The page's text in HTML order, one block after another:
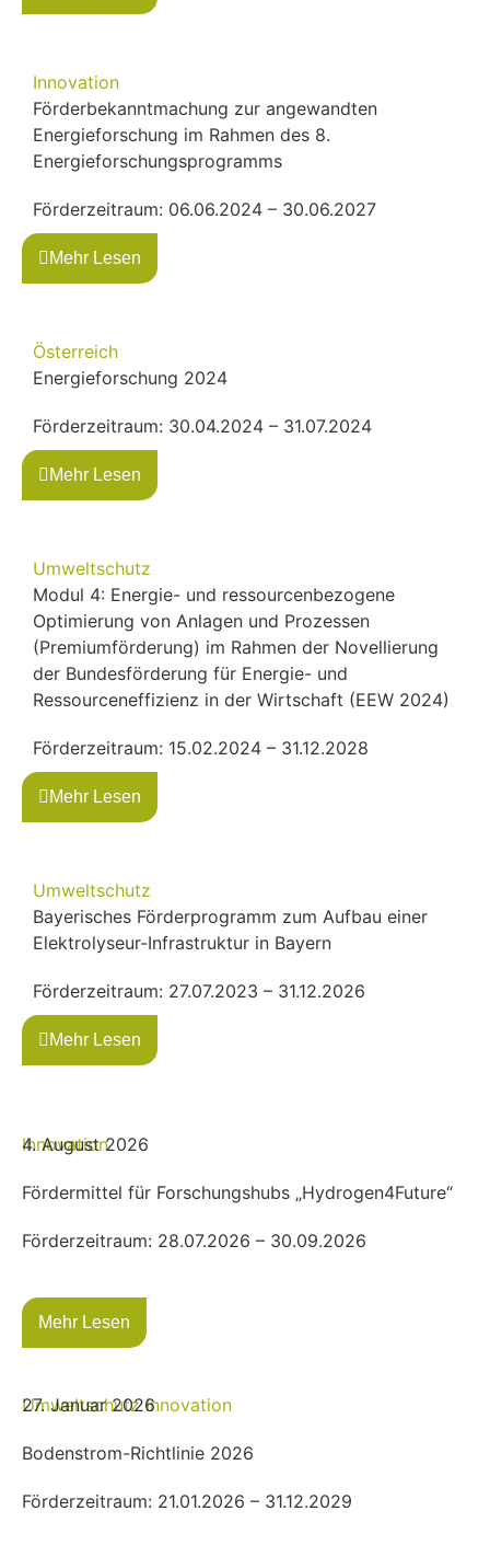
Innovation
Förderbekanntmachung zur angewandten
Energieforschung im Rahmen des 8.
Energieforschungsprogramms
Förderzeitraum: 06.06.2024 – 30.06.2027
Mehr Lesen
Österreich
Energieforschung 2024
Förderzeitraum: 30.04.2024 – 31.07.2024
Mehr Lesen
Umweltschutz
Modul 4: Energie- und ressourcenbezogene
Optimierung von Anlagen und Prozessen
(Premiumförderung) im Rahmen der Novellierung
der Bundesförderung für Energie- und
Ressourceneffizienz in der Wirtschaft (EEW 2024)
Förderzeitraum: 15.02.2024 – 31.12.2028
Mehr Lesen
Umweltschutz
Bayerisches Förderprogramm zum Aufbau einer
Elektrolyseur-Infrastruktur in Bayern
Förderzeitraum: 27.07.2023 – 31.12.2026
Mehr Lesen
Innovation
4. August 2026
Fördermittel für Forschungshubs „Hydrogen4Future“
Förderzeitraum: 28.07.2026 – 30.09.2026
Mehr Lesen
Umweltschutz Innovation
27. Januar 2026
Bodenstrom-Richtlinie 2026
Förderzeitraum: 21.01.2026 – 31.12.2029